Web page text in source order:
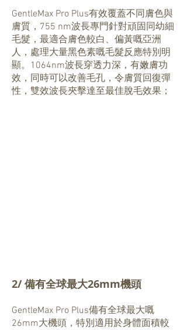
GentleMax Pro Plus有效覆蓋不同膚色與
膚質，755 nm波長專門針對頑固同幼細
毛髮，最適合膚色較白、偏黃嘅亞洲
人，處理大量黑色素嘅毛髮反應特別明
顯。1064nm波長穿透力深，有嫩膚功
效，同時可以改善毛孔，令膚質回復彈
性，雙效波長夾擊達至最佳脫毛效果；
2/ 備有全球最大26mm機頭
GentleMax Pro Plus備有全球最大嘅
26mm大機頭，特別適用於身體面積較